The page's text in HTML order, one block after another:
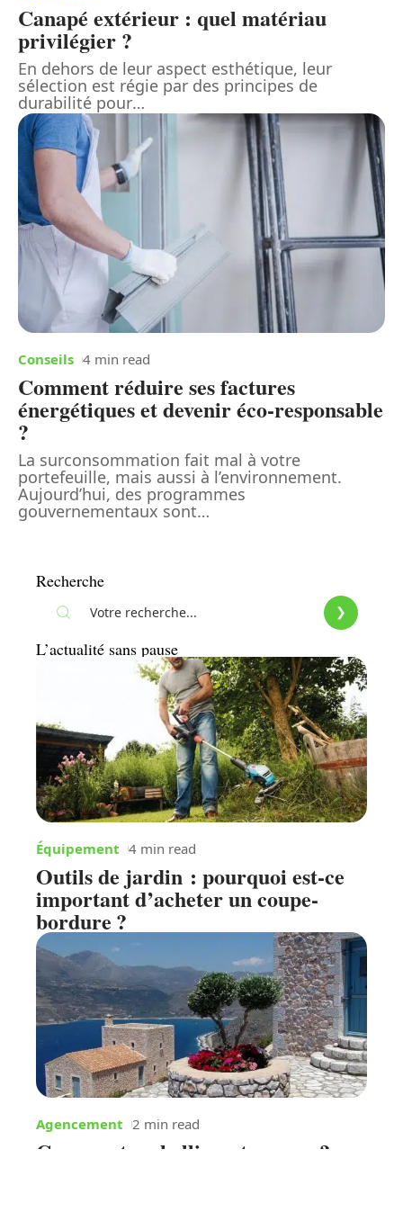
Canapé extérieur : quel matériau
privilégier ?
En dehors de leur aspect esthétique, leur
sélection est régie par des principes de
durabilité pour…
Conseils 4 min read
Comment réduire ses factures
énergétiques et devenir éco-responsable
?
La surconsommation fait mal à votre
portefeuille, mais aussi à l’environnement.
Aujourd’hui, des programmes
gouvernementaux sont…
Recherche
L’actualité sans pause
Équipement 4 min read
Outils de jardin : pourquoi est-ce
important d’acheter un coupe-
bordure ?
Agencement 2 min read
Comment embellir sa terrasse ?